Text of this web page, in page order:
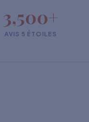
3,500+
AVIS 5 ÉTOILES